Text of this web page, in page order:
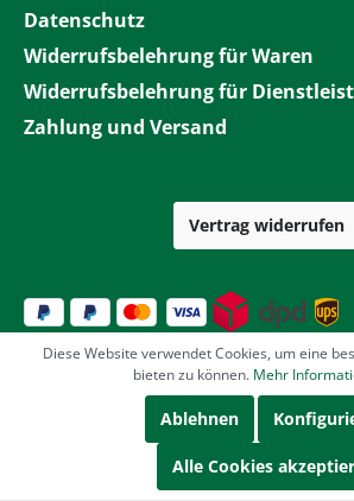
Datenschutz
Widerrufsbelehrung für Waren
Widerrufsbelehrung für
Zahlung und Versand
Vertrag widerrufen
Diese Website verwendet Cookies, um eine
bieten zu können. Mehr
Ablehnen
Alle Cookies